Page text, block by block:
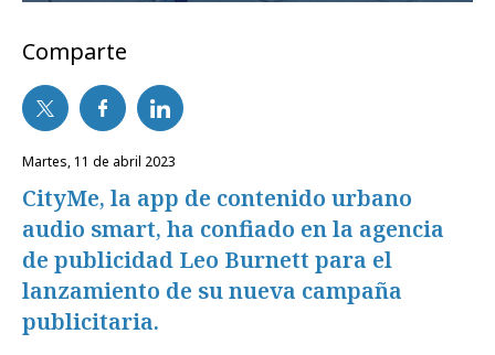
Comparte
martes, 11 de abril 2023
CityMe, la app de contenido urbano
audio smart, ha confiado en la agencia
de publicidad Leo Burnett para el
lanzamiento de su nueva campaña
publicitaria.